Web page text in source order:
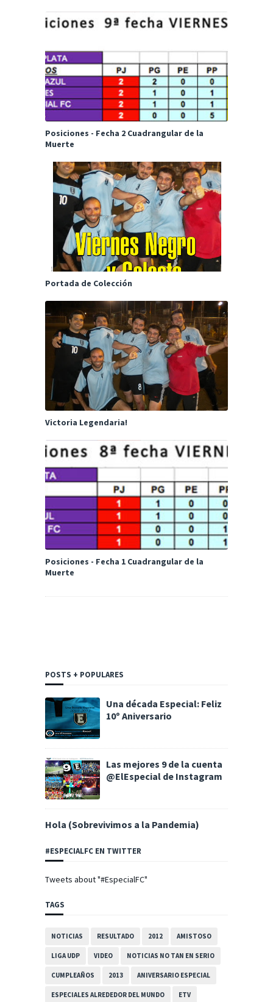
Posiciones - Fecha 2 Cuadrangular de la
Muerte
Portada de Colección
Victoria Legendaria!
Posiciones - Fecha 1 Cuadrangular de la
Muerte
POSTS + POPULARES
Una década Especial: Feliz
10º Aniversario
Las mejores 9 de la cuenta
@ElEspecial de Instagram
Hola (Sobrevivimos a la Pandemia)
#ESPECIALFC EN TWITTER
Tweets about "#EspecialFC"
TAGS
NOTICIAS RESULTADO 2012 AMISTOSO
LIGA UDP VIDEO NOTICIAS NO TAN EN SERIO
CUMPLEAÑOS 2013 ANIVERSARIO ESPECIAL
ESPECIALES ALREDEDOR DEL MUNDO ETV